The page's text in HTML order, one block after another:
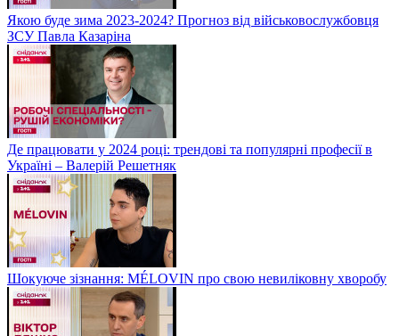
Якою буде зима 2023-2024? Прогноз від військовослужбовця
ЗСУ Павла Казаріна
Де працювати у 2024 році: трендові та популярні професії в
Україні – Валерій Решетняк
Шокуюче зізнання: MÉLOVIN про свою невиліковну хворобу